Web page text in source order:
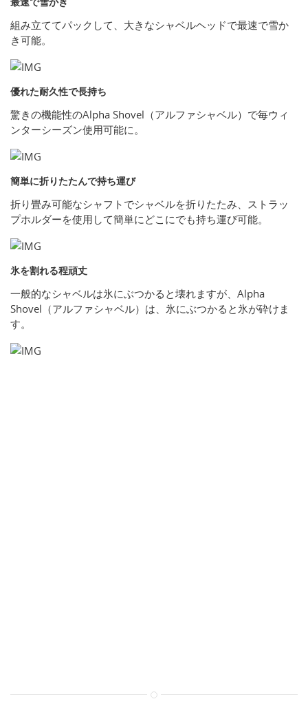
組み立ててパックして、大きなシャベルヘッドで最速で雪か
き可能。
優れた耐久性で長持ち
驚きの機能性のAlpha Shovel（アルファシャベル）で毎ウィ
ンターシーズン使用可能に。
簡単に折りたたんで持ち運び
折り畳み可能なシャフトでシャベルを折りたたみ、ストラッ
プホルダーを使用して簡単にどこにでも持ち運び可能。
氷を割れる程頑丈
一般的なシャベルは氷にぶつかると壊れますが、Alpha
Shovel（アルファシャベル）は、氷にぶつかると氷が砕けま
す。